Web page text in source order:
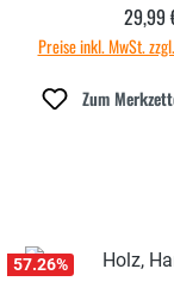
29,99
Preise inkl. MwSt.
Zum
57.26%